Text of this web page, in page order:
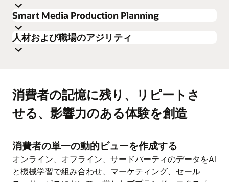
消費者の満足度を高め、消費者一人当たりの売上高
増につながるロイヤリティを促進し、解約を減らす
素晴らしい、パーソナライズされた、摩擦のないサ
ービスで競合他社と差別化する。
企業や本番環境における不統一なプロセスを排除
し、ベストプラクティスを活用することで、デー
タ・ソースの一元化による業務の効率化を実現しま
す。
Smart Media Production Planning
適切な投資判断を行うために、貴重で適切な自社お
よび競合のインサイトを利用します。
予測されるコストと収益に対して、複雑な制作予算
シミュレーションを作成し、投資すべき最適なシナ
リオを特定します。
人材および職場のアジリティ
消費者の記憶に残り、リピートさ
せる、影響力のある体験を創造
消費者の単一の動的ビューを作成する
オンライン、オフライン、サードパーティのデータをAI
と機械学習で組み合わせ、マーケティング、セール